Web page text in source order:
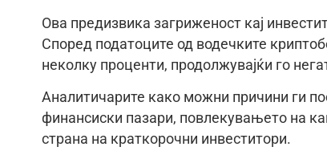
Ова предизвика загриженост кај
Според податоците од водечките
неколку проценти, продолжувајќи го
Аналитичарите како можни причини ги
финансиски пазари, повлекувањето на
страна на краткорочни инвеститори.